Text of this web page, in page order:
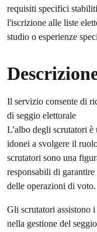
requisiti specifici
l'iscrizione alle liste
studio o esperienze
Il servizio consente di
di seggio elettorale
L'albo degli scrutatori è
idonei a svolgere il
scrutatori sono una
responsabili di
delle operazioni di voto.
Gli scrutatori assistono
nella gestione del